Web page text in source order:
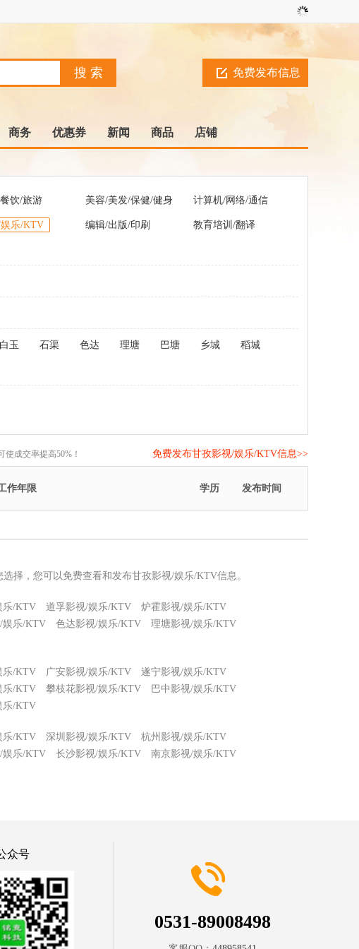
免费发布信息
商务 优惠券 新闻 商品 店铺
饮/旅游 美容/美发/保健/健身 计算机/网络/通信
乐/KTV 编辑/出版/印刷 教育培训/翻译
白玉 石渠 色达 理塘 巴塘 乡城 稻城
成交率提高50%！ 免费发布甘孜影视/娱乐/KTV信息>>
发布时间
学历
作年限
择，您可以免费查看和发布甘孜影视/娱乐/KTV信息。
乐/KTV 道孚影视/娱乐/KTV
炉霍影视/娱乐/KTV
娱乐/KTV 色达影视/娱乐/KTV
理塘影视/娱乐/KTV
乐/KTV 广安影视/娱乐/KTV
遂宁影视/娱乐/KTV
乐/KTV 攀枝花影视/娱乐/KTV
巴中影视/娱乐/KTV
乐/KTV
乐/KTV 深圳影视/娱乐/KTV
杭州影视/娱乐/KTV
娱乐/KTV 长沙影视/娱乐/KTV
南京影视/娱乐/KTV
众号
0531-89008498